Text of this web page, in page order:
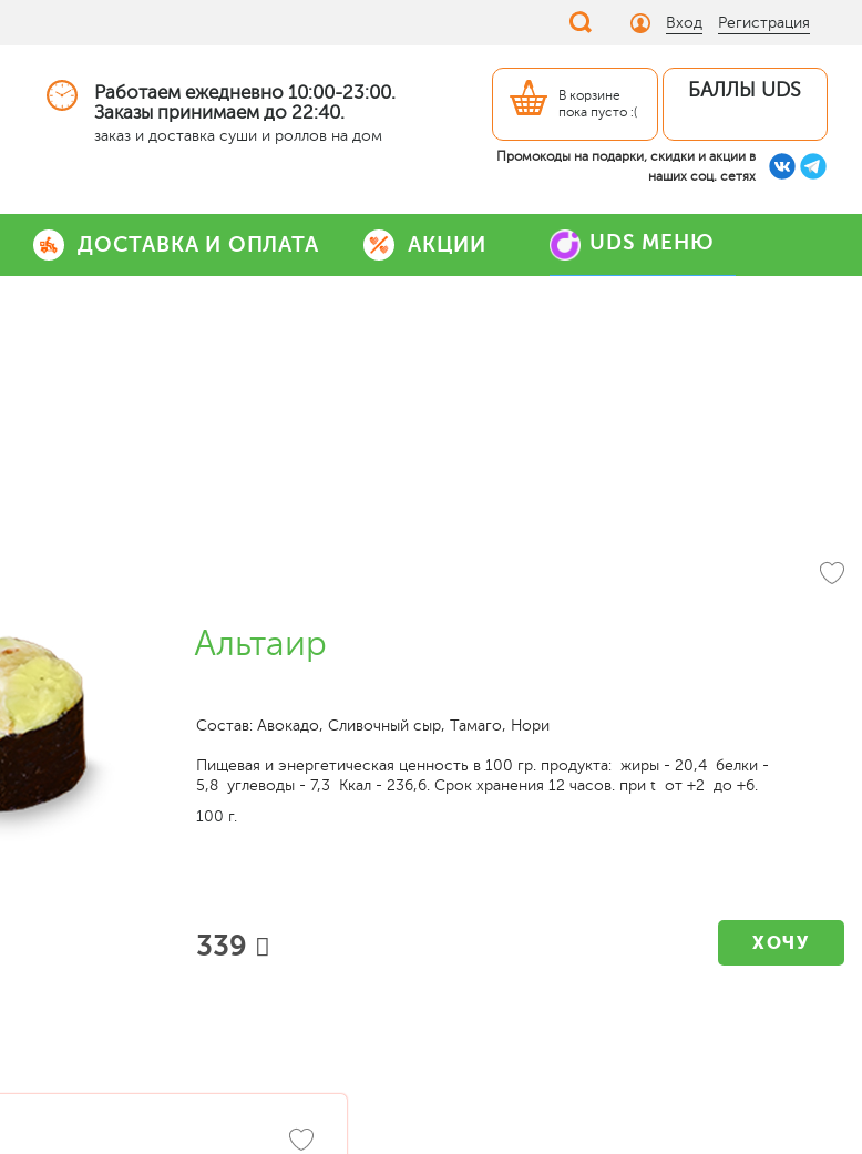
Вход Регистрация
Работаем ежедневно 10:00-23:00.
Заказы принимаем до 22:40.
заказ и доставка суши и роллов на дом
В корзине
пока пусто :(
БАЛЛЫ UDS
Промокоды на подарки, скидки и акции в
наших соц. сетях
ДОСТАВКА И ОПЛАТА АКЦИИ UDS МЕНЮ
Альтаир
Состав: Авокадо, Сливочный сыр, Тамаго, Нори
Пищевая и энергетическая ценность в 100 гр. продукта: жиры - 20,4 белки -
5,8 углеводы - 7,3 Ккал - 236,6. Срок хранения 12 часов. при t от +2 до +6.
100 г.
339 ХОЧУ